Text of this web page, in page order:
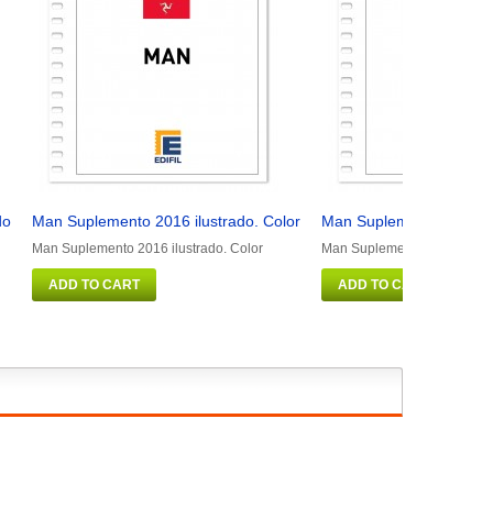
Man Suplemento 2016 ilustrado. Color
Man Suplemento 2016 ilustrado. Color
ADD TO CART
Man Suplemento 2011
Man Suplemento 2011
ADD TO CART